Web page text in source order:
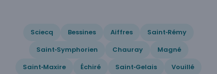
Sciecq Bessines Aiffres
Saint‑Rémy
Saint‑Symphorien
Chauray
Magné
Saint‑Maxire
Échiré Saint‑Gelais
Vouillé